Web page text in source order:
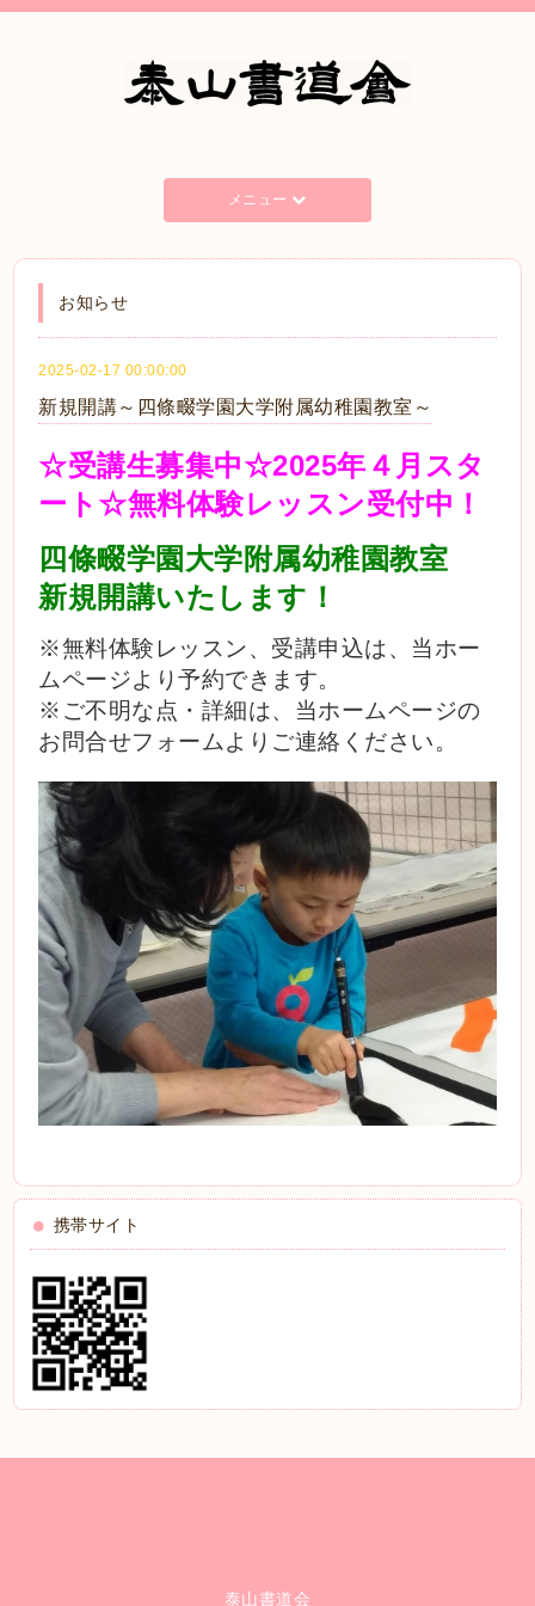
メニュー
お知らせ
2025-02-17 00:00:00
新規開講～四條畷学園大学附属幼稚園教室～
☆受講生募集中☆2025年４月スタ
ート☆無料体験レッスン受付中！
四條畷学園大学附属幼稚園教室
新規開講いたします！
※無料体験レッスン、受講申込は、当ホー
ムページより予約できます。
※ご不明な点・詳細は、当ホームページの
お問合せフォームよりご連絡ください。
携帯サイト
泰山書道会